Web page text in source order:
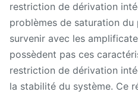
restriction de dérivation
problèmes de saturation
survenir avec les
possèdent pas ces
restriction de dérivation
la stabilité du système. Ce